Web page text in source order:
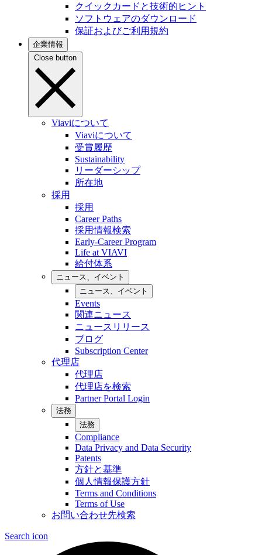
クイックカードと技術的ヒント
ソフトウェアのダウンロード
保証およびご利用規約
企業情報
Close button
Viaviについて
Viaviについて
受賞履歴
Sustainability
リーダーシップ
所在地
採用
採用
Career Paths
採用情報検索
Early-Career Program
Life at VIAVI
給付体系
ニュース、イベント
ニュース、イベント
Events
関連ニュース
ニュースリリース
ブログ
Subscription Center
代理店
代理店
代理店を検索
Partner Portal Login
法務
法務
Compliance
Data Privacy and Data Security
Patents
方針と基準
個人情報保護方針
Terms and Conditions
Terms of Use
お問い合わせ先検索
Search icon